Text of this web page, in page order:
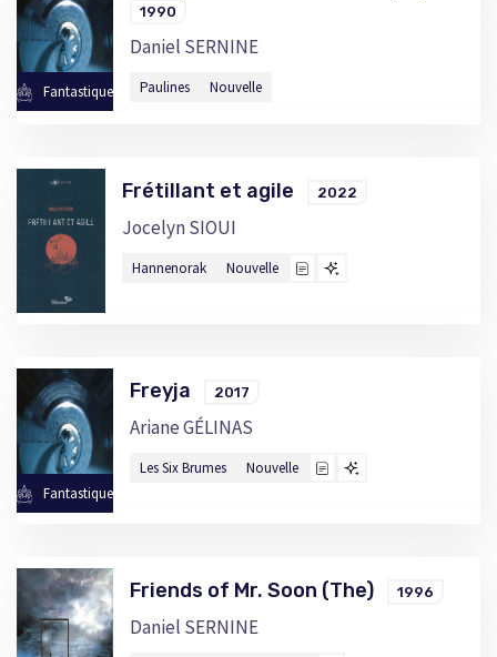
Fantastique
1990
Daniel SERNINE
Paulines Nouvelle
Frétillant et agile 2022
Jocelyn SIOUI
Hannenorak Nouvelle
Fantastique
Freyja 2017
Ariane GÉLINAS
Les Six Brumes Nouvelle
Friends of Mr. Soon (The) 1996
Daniel SERNINE